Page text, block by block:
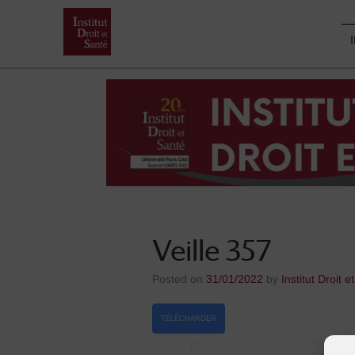
Veille 357
Posted on 31/01/2022 by Institut Droit
TÉLÉCHARGER